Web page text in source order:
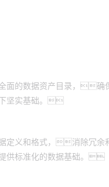
面的数据资产目录，确
坚实基础。
定义和格式，消除冗
供标准化的数据基础。